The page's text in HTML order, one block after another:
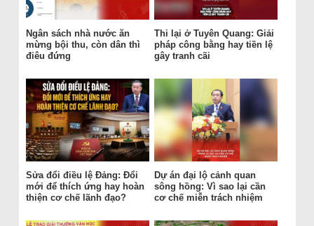
Ngân sách nhà nước ăn
mừng bội thu, còn dân thì
điêu đứng
Thi lại ở Tuyên Quang: Giải
pháp công bằng hay tiền lệ
gây tranh cãi
Sửa đổi điều lệ Đảng: Đổi
mới để thích ứng hay hoàn
thiện cơ chế lãnh đạo?
Dự án đại lộ cảnh quan
sông hồng: Vì sao lại cần
cơ chế miễn trách nhiệm